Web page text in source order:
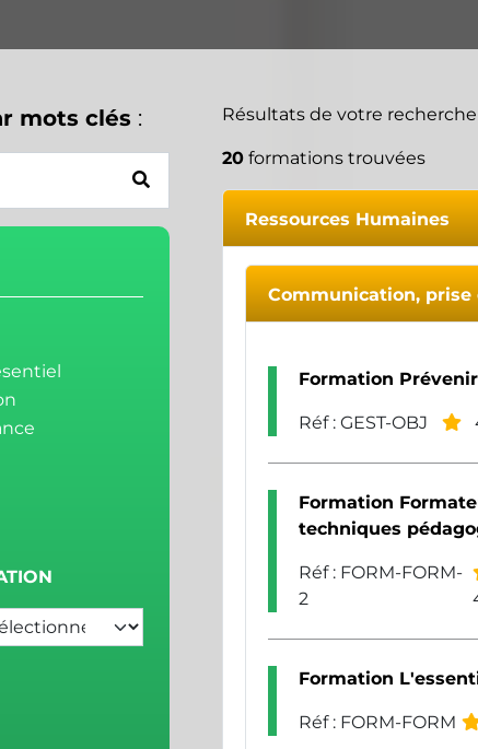
mots clés : Résultats de votre recherche
20 formations trouvées
Ressources Humaines
Communication, prise
Formation
Réf : GEST-OBJ
Formation
techniques
Réf : FORM-FORM-
2
Formation
Réf : FORM-FORM